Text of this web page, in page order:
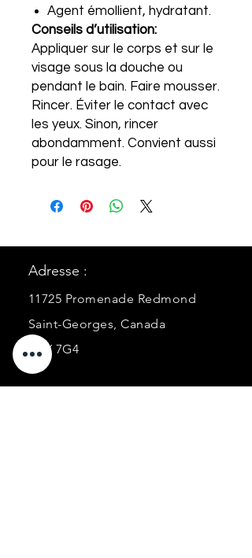
Agent émollient, hydratant.
Conseils d’utilisation:
Appliquer sur le corps et sur le
visage sous la douche ou
pendant le bain. Faire mousser.
Rincer. Éviter le contact avec
les yeux. Sinon, rincer
abondamment. Convient aussi
pour le rasage.
Adresse :
11725 Promenade Redmond
Saint-Georges, Canada
G5Y 7G4